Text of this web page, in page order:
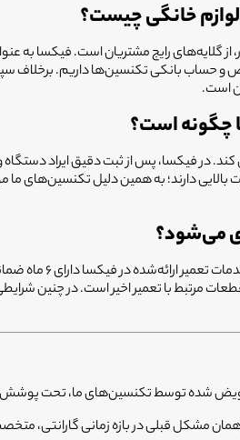
خانگی چیست؟
است.
چگونه است؟
کند. در فیکسا، پس از ثبت دقیق ایراد
دارند؛ به همین دلیل تکنسین‌های
دوباره خراب
با تعمیر اخیر است. در چنین
ما، تحت پوشش ۶ ماه ضمانت بی قید و شرط (طبق شرایط دفترچه ضمانت) قرار دارند.
مشکل قبلی در بازه زمانی گارانتی،